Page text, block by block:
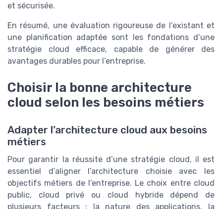
et sécurisée.
En résumé, une évaluation rigoureuse de l’existant et
une planification adaptée sont les fondations d’une
stratégie cloud efficace, capable de générer des
avantages durables pour l’entreprise.
Choisir la bonne architecture
cloud selon les besoins métiers
Adapter l’architecture cloud aux besoins
métiers
Pour garantir la réussite d’une stratégie cloud, il est
essentiel d’aligner l’architecture choisie avec les
objectifs métiers de l’entreprise. Le choix entre cloud
public, cloud privé ou cloud hybride dépend de
plusieurs facteurs : la nature des applications, la